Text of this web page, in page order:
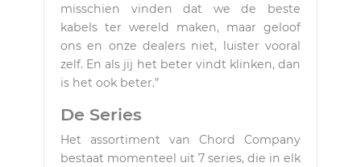
misschien vinden dat we de beste
kabels ter wereld maken, maar geloof
ons en onze dealers niet, luister vooral
zelf. En als jij het beter vindt klinken, dan
is het ook beter.”
De Series
Het assortiment van Chord Company
bestaat momenteel uit 7 series, die in elk